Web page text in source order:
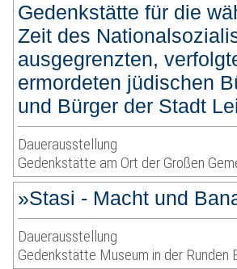
Gedenkstätte für die
Zeit des
ausgegrenzten,
ermordeten jüdischen
und Bürger der Stadt
Dauerausstellung
Gedenkstätte am Ort der Großen
»Stasi - Macht und
Dauerausstellung
Gedenkstätte Museum in der Runden